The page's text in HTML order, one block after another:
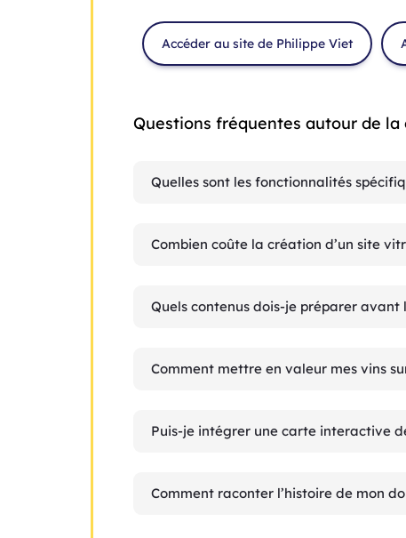
Accéder au site de Philippe Viet
Questions fréquentes autour de
Quelles sont les fonctionnalités
Combien coûte la création d’un site
Quels contenus dois-je préparer avant
Comment mettre en valeur mes vins
Puis-je intégrer une carte interactive
Comment raconter l’histoire de mon